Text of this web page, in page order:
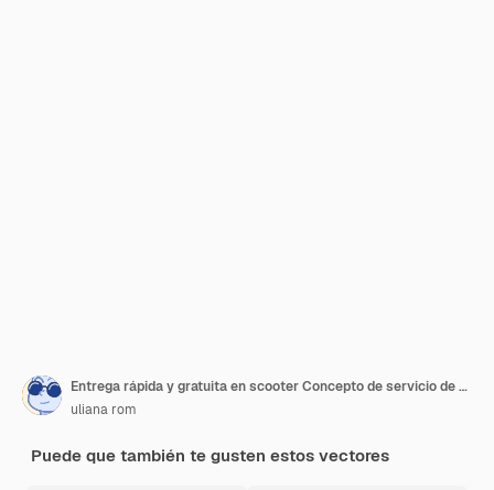
Entrega rápida y gratuita en scooter Concepto de servicio de entrega Ilustración vectorial
uliana rom
Puede que también te gusten estos vectores